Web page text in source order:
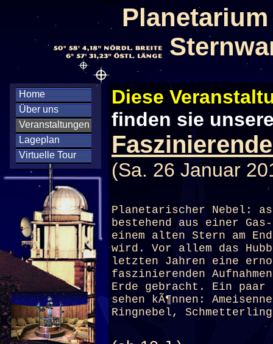
Home
Über uns
Veranstaltungen
Lageplan
Virtuelle Tour
Diese
finden sie
(Sa. 26 Januar
Planetarischer Nebel:
bestehend aus einer
einem alten Stern am
wird. Vor allem das
letzten Jahren eine
faszinierenden
Erde gebracht. Ein
sehen kÃ¶nnen:
Ringnebel,